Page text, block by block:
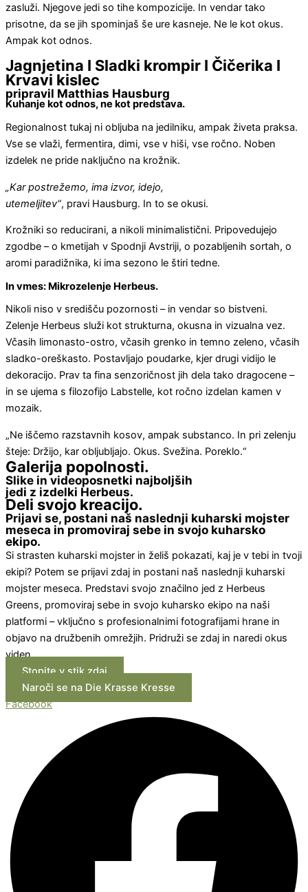
zasluži. Njegove jedi so tihe kompozicije. In vendar tako
prisotne, da se jih spominjaš še ure kasneje. Ne le kot okus.
Ampak kot odnos.
Jagnjetina I Sladki krompir I Čičerika I
Krvavi kislec
pripravil Matthias Hausburg
Kuhanje kot odnos, ne kot predstava.
Regionalnost tukaj ni obljuba na jedilniku, ampak živeta praksa.
Vse se vlaži, fermentira, dimi, vse v hiši, vse ročno. Noben
izdelek ne pride naključno na krožnik.
„Kar postrežemo, ima izvor, idejo,
utemeljitev“, pravi Hausburg. In to se okusi.
Krožniki so reducirani, a nikoli minimalistični. Pripovedujejo
zgodbe – o kmetijah v Spodnji Avstriji, o pozabljenih sortah, o
aromi paradižnika, ki ima sezono le štiri tedne.
In vmes: Mikrozelenje Herbeus.
Nikoli niso v središču pozornosti – in vendar so bistveni.
Zelenje Herbeus služi kot strukturna, okusna in vizualna vez.
Včasih limonasto-ostro, včasih grenko in temno zeleno, včasih
sladko-oreškasto. Postavljajo poudarke, kjer drugi vidijo le
dekoracijo. Prav ta fina senzoričnost jih dela tako dragocene –
in se ujema s filozofijo Labstelle, kot ročno izdelan kamen v
mozaik.
„Ne iščemo razstavnih kosov, ampak substanco. In pri zelenju
šteje: Držijo, kar obljubljajo. Okus. Svežina. Poreklo.“
Galerija popolnosti.
Slike in videoposnetki najboljših
jedi z izdelki Herbeus.
Deli svojo kreacijo.
Prijavi se, postani naš naslednji kuharski mojster
meseca in promoviraj sebe in svojo kuharsko
ekipo.
Si strasten kuharski mojster in želiš pokazati, kaj je v tebi in tvoji
ekipi? Potem se prijavi zdaj in postani naš naslednji kuharski
mojster meseca. Predstavi svojo značilno jed z Herbeus
Greens, promoviraj sebe in svojo kuharsko ekipo na naši
platformi – vključno s profesionalnimi fotografijami hrane in
objavo na družbenih omrežjih. Pridruži se zdaj in naredi okus
viden.
Stopite v stik zdaj
Naroči se na Die Krasse Kresse
Facebook